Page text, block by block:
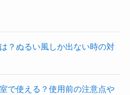
？ぬるい風しか出ない時の対
で使える？使用前の注意点や